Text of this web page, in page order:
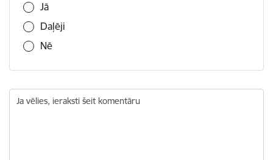
Jā
Daļēji
Nē
Ja vēlies, ieraksti šeit komentāru